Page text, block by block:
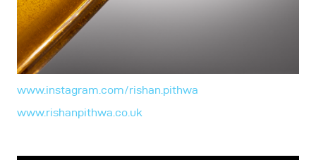
www.instagram.com/rishan.pithwa
www.rishanpithwa.co.uk